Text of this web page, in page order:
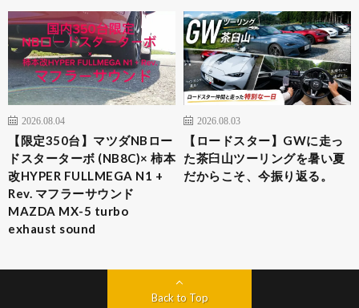
2026.08.04
​【限定350台】マツダNBロー
ドスターターボ (NB8C)× 柿本
改HYPER FULLMEGA N1 +
Rev. マフラーサウンド
MAZDA MX-5 turbo
exhaust sound
2026.08.03
【ロードスター】GWに走っ
た茶臼山ツーリングを暑い夏
だからこそ、今振り返る。
Back to Top